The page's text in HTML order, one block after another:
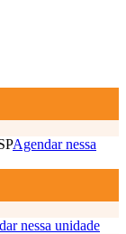
Agendar nessa
nessa unidade